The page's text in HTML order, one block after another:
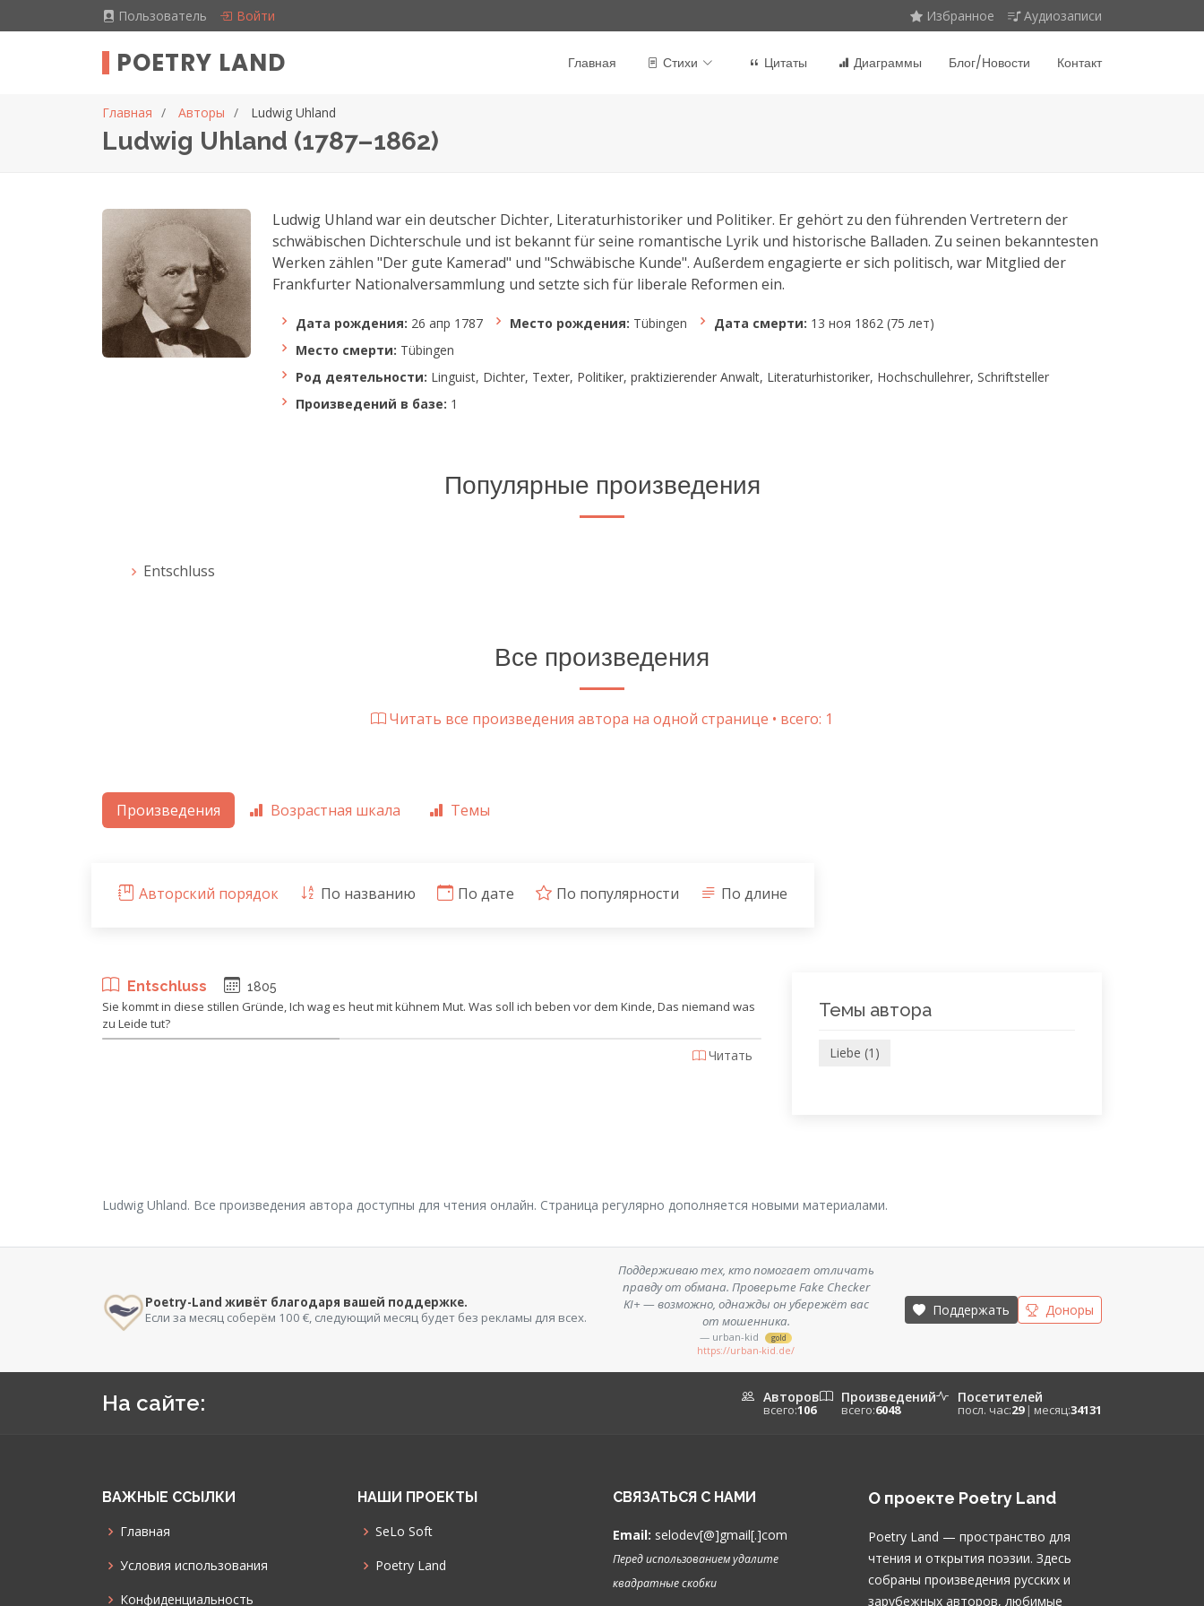
Пользователь Войти Избранное Аудиозаписи
POETRY LAND Главная Стихи Цитаты Диаграммы Блог/Новости Контакт
Главная Авторы Ludwig Uhland
Ludwig Uhland (1787–1862)
Ludwig Uhland war ein deutscher Dichter, Literaturhistoriker und Politiker. Er gehört zu den führenden Vertretern der
schwäbischen Dichterschule und ist bekannt für seine romantische Lyrik und historische Balladen. Zu seinen bekanntesten
Werken zählen "Der gute Kamerad" und "Schwäbische Kunde". Außerdem engagierte er sich politisch, war Mitglied der
Frankfurter Nationalversammlung und setzte sich für liberale Reformen ein.
Дата рождения: 26 апр 1787 Место рождения: Tübingen Дата смерти: 13 ноя 1862 (75 лет)
Место смерти: Tübingen
Род деятельности: Linguist, Dichter, Texter, Politiker, praktizierender Anwalt, Literaturhistoriker, Hochschullehrer, Schriftsteller
Произведений в базе: 1
Популярные произведения
Entschluss
Все произведения
Читать все произведения автора на одной странице • всего: 1
Произведения Возрастная шкала Темы
Авторский порядок По названию По дате По популярности По длине
Entschluss 1805
Sie kommt in diese stillen Gründe, Ich wag es heut mit kühnem Mut. Was soll ich beben vor dem Kinde, Das niemand was
zu Leide tut?
Читать
Темы автора
Liebe (1)
Ludwig Uhland. Все произведения автора доступны для чтения онлайн. Страница регулярно дополняется новыми материалами.
Poetry-Land живёт благодаря вашей поддержке.
Если за месяц соберём 100 €, следующий месяц будет без рекламы для всех.
Поддерживаю тех, кто помогает отличать
правду от обмана. Проверьте Fake Checker
KI+ — возможно, однажды он убережёт вас
от мошенника.
— urban-kid gold
https://urban-kid.de/
Поддержать Доноры
На сайте: Авторов
всего:106
Произведений
всего:6048
Посетителей
посл. час:29 | месяц:34131
ВАЖНЫЕ ССЫЛКИ
Главная
Условия использования
Конфиденциальность
НАШИ ПРОЕКТЫ
SeLo Soft
Poetry Land
СВЯЗАТЬСЯ С НАМИ
Email: selodev[@]gmail[.]com
Перед использованием удалите
квадратные скобки
О проекте Poetry Land
Poetry Land — пространство для
чтения и открытия поэзии. Здесь
собраны произведения русских и
зарубежных авторов, любимые